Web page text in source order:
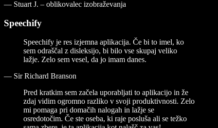
— Stuart J. – oblikovalec izobraževanja
Speechify
Speechify je res izjemna aplikacija. Če bi to imel, ko
sem odraščal z disleksijo, bi bilo vse skupaj veliko
lažje. Zelo sem vesel, da jo imam danes.
— Sir Richard Branson
Pred kratkim sem začela uporabljati to aplikacijo in že
zdaj vidim ogromno razliko v svoji produktivnosti. Zelo
mi pomaga pri domačih nalogah in lažje se
osredotočim. Če ste oseba, ki raje posluša ali se težko